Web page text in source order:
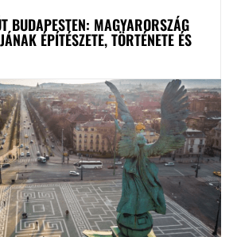
BUDAPESTEN: MAGYARORSZÁG
ÉPÍTÉSZETE, TÖRTÉNETE ÉS